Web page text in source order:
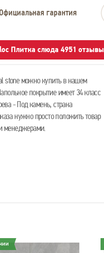
гарантия
Плитка слюда 4951 отзывы
stone можно купить в нашем
покрытие имеет 34 класс
- Под камень, страна
нужно просто положить товар
менеджерами.